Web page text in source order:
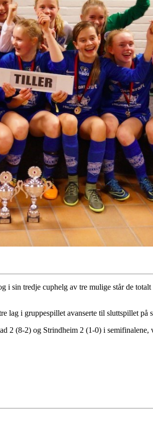
i sin tredje cuphelg av tre mulige står de
lag i gruppespillet avanserte til sluttspillet på
2 (8-2) og Strindheim 2 (1-0) i semifinalene,